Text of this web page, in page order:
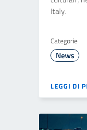
Italy.
Categorie
News
LEGGI DI